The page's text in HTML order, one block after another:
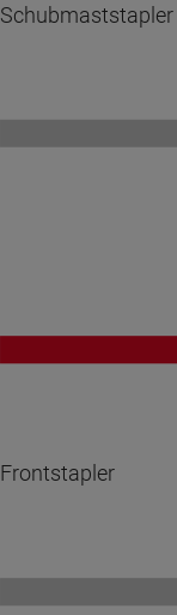
Schubmaststapler
Frontstapler